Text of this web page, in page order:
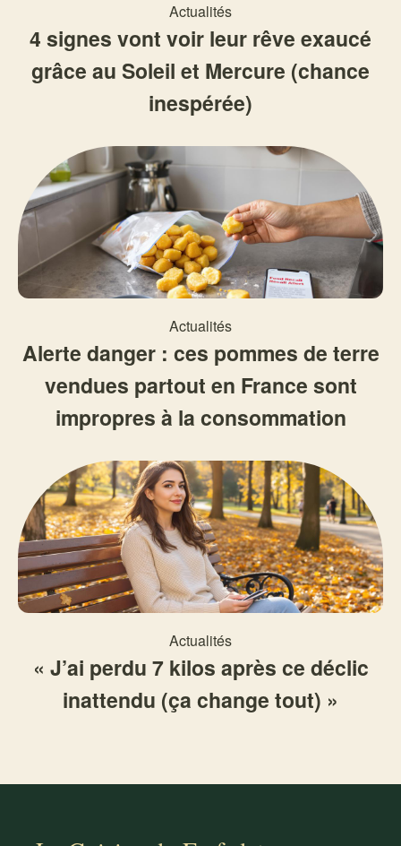
Actualités
4 signes vont voir leur rêve exaucé
grâce au Soleil et Mercure (chance
inespérée)
Actualités
Alerte danger : ces pommes de terre
vendues partout en France sont
impropres à la consommation
Actualités
« J’ai perdu 7 kilos après ce déclic
inattendu (ça change tout) »